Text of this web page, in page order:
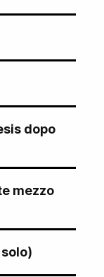
dopo
mezzo